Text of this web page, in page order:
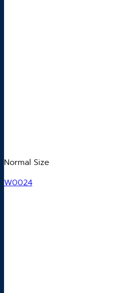
Normal Size
W0024